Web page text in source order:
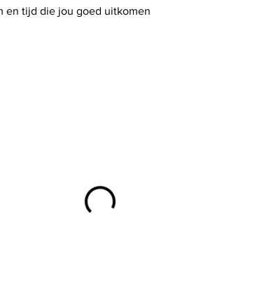
en tijd die jou goed uitkomen